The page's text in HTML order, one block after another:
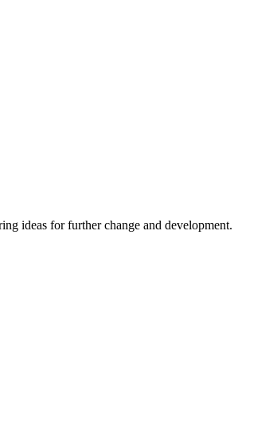
ideas for further change and development.